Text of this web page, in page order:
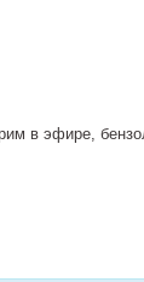
в эфире,